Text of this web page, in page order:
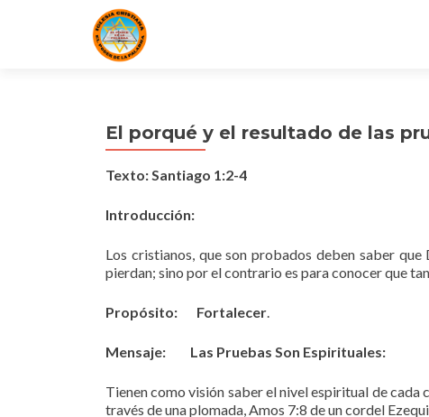
El porqué y el resultado de las
Texto: Santiago 1:2-4
Introducción:
Los cristianos, que son probados deben saber
pierdan; sino por el contrario es para conocer que
Propósito: Fortalecer.
Mensaje: Las Pruebas Son Espirituales:
Tienen como visión saber el nivel espiritual de
través de una plomada, Amos 7:8 de un cordel